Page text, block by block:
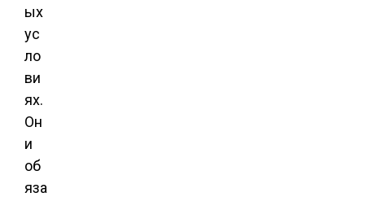
ых
ус
ло
ви
ях.
Он
и
об
яза